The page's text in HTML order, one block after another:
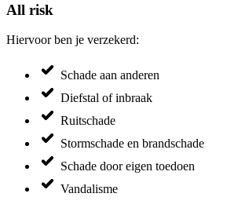
All risk
Hiervoor ben je verzekerd:
Schade aan anderen
Diefstal of inbraak
Ruitschade
Stormschade en brandschade
Schade door eigen toedoen
Vandalisme